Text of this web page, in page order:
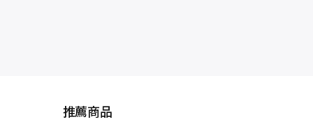
推薦商品